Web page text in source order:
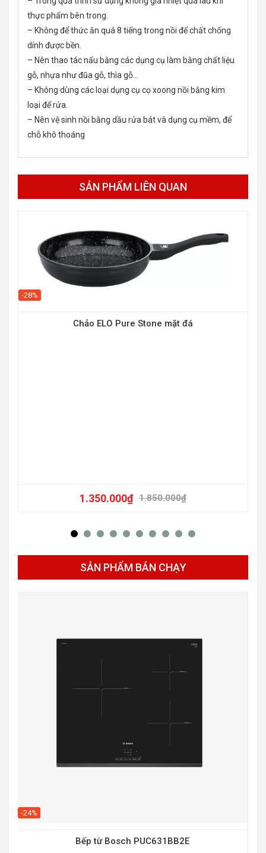
thực phẩm bên trong.
– Không để thức ăn quá 8 tiếng trong nồi để chất chống
dính được bền.
– Nên thao tác nấu bằng các dụng cụ làm bằng chất liệu
gỗ, nhựa như đũa gỗ, thìa gỗ…
– Không dùng các loại dụng cụ cọ xoong nồi bằng kim
loại để rửa.
– Nên vệ sinh nồi bằng dầu rửa bát và dụng cụ mềm, để
chỗ khô thoáng
SẢN PHẨM LIÊN QUAN
-28%
Chảo ELO Pure Stone mặt đá
1.850.000₫
1.350.000₫
SẢN PHẨM BÁN CHẠY
-24%
Bếp từ Bosch PUC631BB2E